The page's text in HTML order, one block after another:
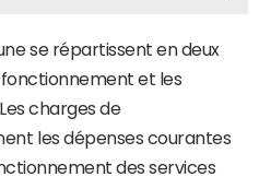
se répartissent en deux
et les
charges de
les dépenses courantes
des services